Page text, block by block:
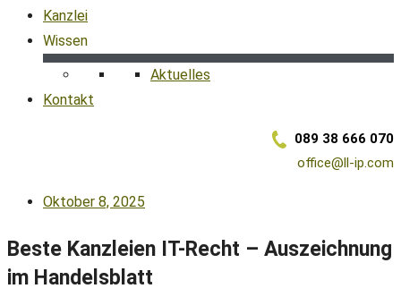
Kanzlei
Wissen
Aktuelles
Kontakt
089 38 666 070
office@ll-ip.com
Oktober 8, 2025
Beste Kanzleien IT-Recht – Auszeichnung
im Handelsblatt